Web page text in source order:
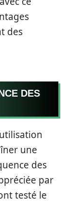
des
DES
une
des
par
testé le